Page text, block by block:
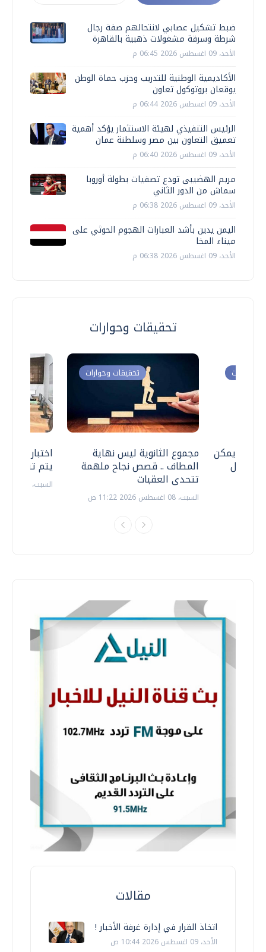
ضبط تشكيل عصابي لانتحالهم صفة رجال
شرطة وسرقة مشغولات ذهبية بالقاهرة
الأحد، 09 اغسطس 2026 06:45 م
الأكاديمية الوطنية للتدريب وحزب حماة الوطن
يوقعان بروتوكول تعاون
الأحد، 09 اغسطس 2026 06:44 م
الرئيس التنفيذي لهيئة الاستثمار يؤكد أهمية
تعميق التعاون بين مصر وسلطنة عمان
الأحد، 09 اغسطس 2026 06:40 م
مريم الهضيبى تودع تصفيات بطولة أوروبا
سماش من الدور الثاني
الأحد، 09 اغسطس 2026 06:38 م
اليمن يدين بأشد العبارات الهجوم الحوثي على
ميناء المخا
الأحد، 09 اغسطس 2026 06:38 م
تحقيقات وحوارات
اختبارات
يتم
السبت، 18 يوليو 2026 09:22 ص
تحقيقات وحوارات
مجموع الثانوية ليس نهاية
المطاف .. قصص نجاح ملهمة
تتحدى العقبات
السبت، 08 اغسطس 2026 11:22 ص
وحوارات
.. هل يمكن
نتعامل
مقالات
اتخاذ القرار في إدارة غرفة الأخبار !
الأحد، 09 اغسطس 2026 10:44 ص